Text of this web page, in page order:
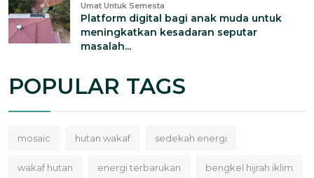
Umat Untuk Semesta
Platform digital bagi anak muda untuk
meningkatkan kesadaran seputar
masalah...
POPULAR TAGS
mosaic hutan wakaf sedekah energi
wakaf hutan energi terbarukan bengkel hijrah iklim